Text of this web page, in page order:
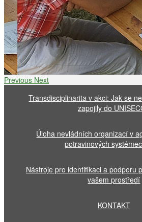
Previous Next
Transdisciplinarita v akci: Jak se
zapojily do
Úloha nevládních organizací v
potravinových
Nástroje pro identifikaci a podporu
vašem prostředí
KONTAKT